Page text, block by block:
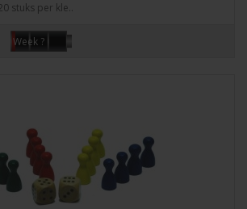
stuks per kle..
Week ?